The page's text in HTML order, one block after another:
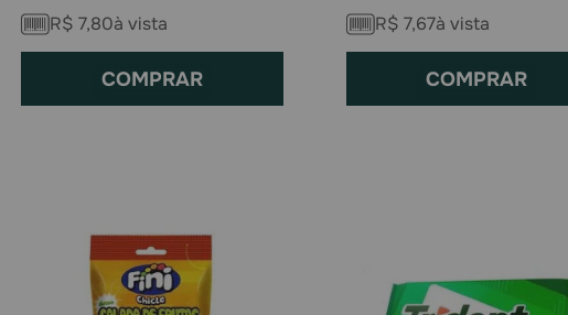
R$ 7,80à vista
COMPRAR
R$ 7,67à vista
COMPRAR